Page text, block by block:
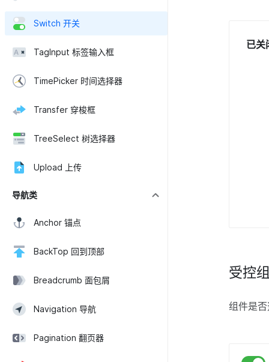
Switch 开关
TagInput 标签输入框
TimePicker 时间选择器
Transfer 穿梭框
TreeSelect 树选择器
Upload 上传
导航类
Anchor 锚点
BackTop 回到顶部
Breadcrumb 面包屑
Navigation 导航
Pagination 翻页器
已关
受控
组件是